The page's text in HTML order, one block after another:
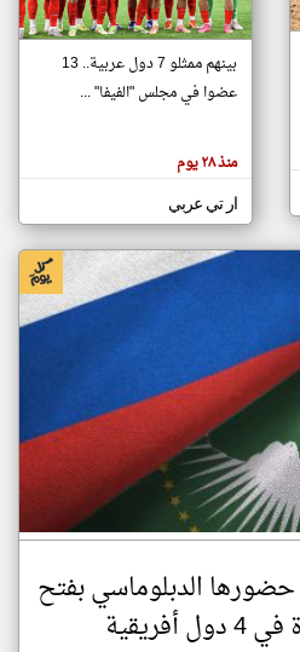
تغيير الدولة
اخبار جزر القمر على مدار الساعة
أهم اخبار جزر القمر العاجلة والمباشرة
بينهم ممثلو 7 دول عربية.. 13
عضوا في مجلس "الفيفا" ...
منذ ٢٨ يوم
ار تي عربي
الدبلوماسي بفتح
klyoum.com